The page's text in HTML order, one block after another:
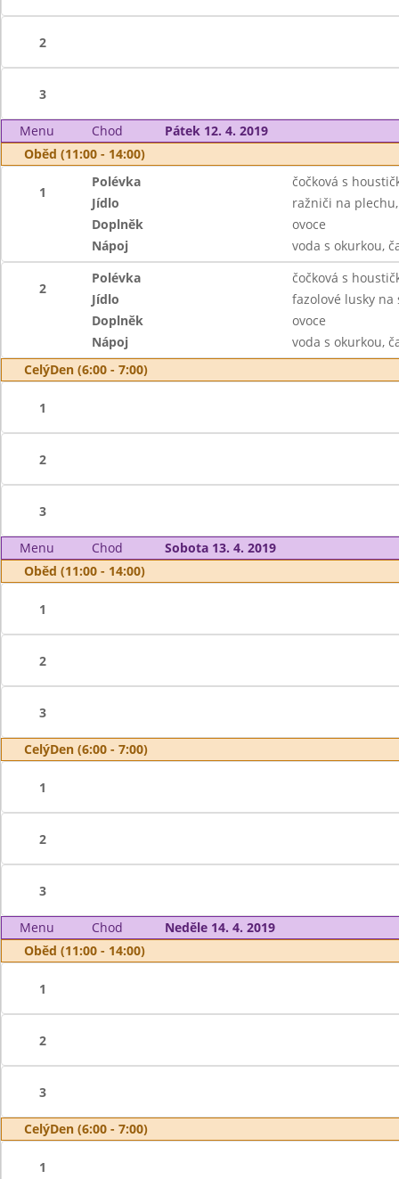
2
3
Menu Chod
Pátek 12. 4. 2019
Oběd (11:00 - 14:00)
1
Polévka
čočková s
Jídlo
ražniči na
Doplněk
ovoce
Nápoj
voda s okurkou,
2
Polévka
čočková s
Jídlo
fazolové lusky na
Doplněk
ovoce
Nápoj
voda s okurkou,
CelýDen (6:00 - 7:00)
1
2
3
Menu Chod
Sobota 13. 4. 2019
Oběd (11:00 - 14:00)
1
2
3
CelýDen (6:00 - 7:00)
1
2
3
Menu Chod
Neděle 14. 4. 2019
Oběd (11:00 - 14:00)
1
2
3
CelýDen (6:00 - 7:00)
1